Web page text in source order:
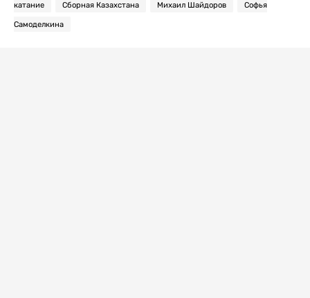
катание Сборная Казахстана Михаил Шайдоров Софья
Самоделкина